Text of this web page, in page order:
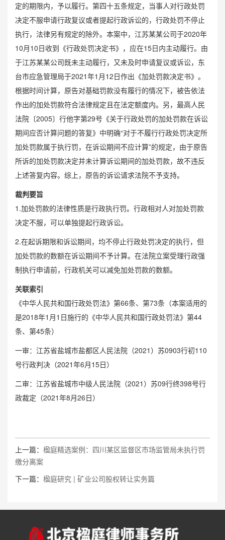
定的期限内，予以履行。第四十五条规定，当事人对行政处罚
决定不服申请行政复议或者提起行政诉讼的，行政处罚不停止
执行，法律另有规定的除外。本案中，江苏某某公司于2020年
10月10日收到《行政处罚决定书》，应在15日内主动履行。由
于江苏某某公司既未主动履行，又未及时申请复议或诉讼，东
台市应急管理局于2021年1月12日作出《加处罚款决定书》。
根据时间计算，原告对基础罚款没有履行的情况下，被告依法
作出的加处罚款符合法律规定且在法定额度内。另，最高人民
法院〔2005〕行他字第29号《关于行政处罚的加处罚款在诉讼
期间应否计算问题的答复》中明确“对于不履行行政处罚决定所
加处罚款属于执行罚，在诉讼期间不应计算”的规定，由于原告
所诉的加处罚款决定并未计算诉讼期间的加处罚款，故不违反
上述答复内容。综上，原告的诉讼请求法院不予支持。
裁判要旨
1.加处罚款的法律性质是行政执行罚。行政相对人对加处罚款
决定不服，可以单独提起行政诉讼。
2.在起诉期限和诉讼期间，均不停止行政处罚决定的执行，但
加处罚款的数额在诉讼期间不予计算。在法院立案受理行政强
制执行申请前，行政机关可以减免加处罚款的数额。
关联索引
《中华人民共和国行政处罚法》第66条、第73条（本案适用的
是2018年1月1日施行的《中华人民共和国行政处罚法》第44
条、第45条）
一审：江苏省盐城市盐都区人民法院（2021）苏0903行初110
号行政判决（2021年6月15日）
二审：江苏省盐城市中级人民法院（2021）苏09行终398号行
政裁定（2021年8月26日）
上一篇： 楹庭精选案例：四川某区监督区市场监管局未执行罚
缴分离案
下一篇： 楹庭研究 | 矿业公司股权转让实务篇